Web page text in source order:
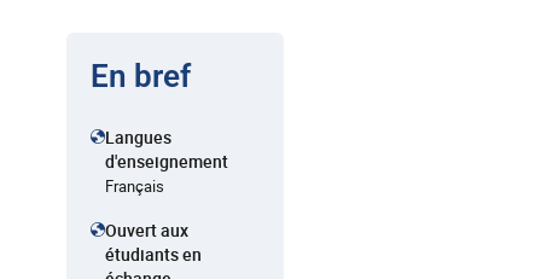
En bref
Langues
d'enseignement
Français
Ouvert aux
étudiants en